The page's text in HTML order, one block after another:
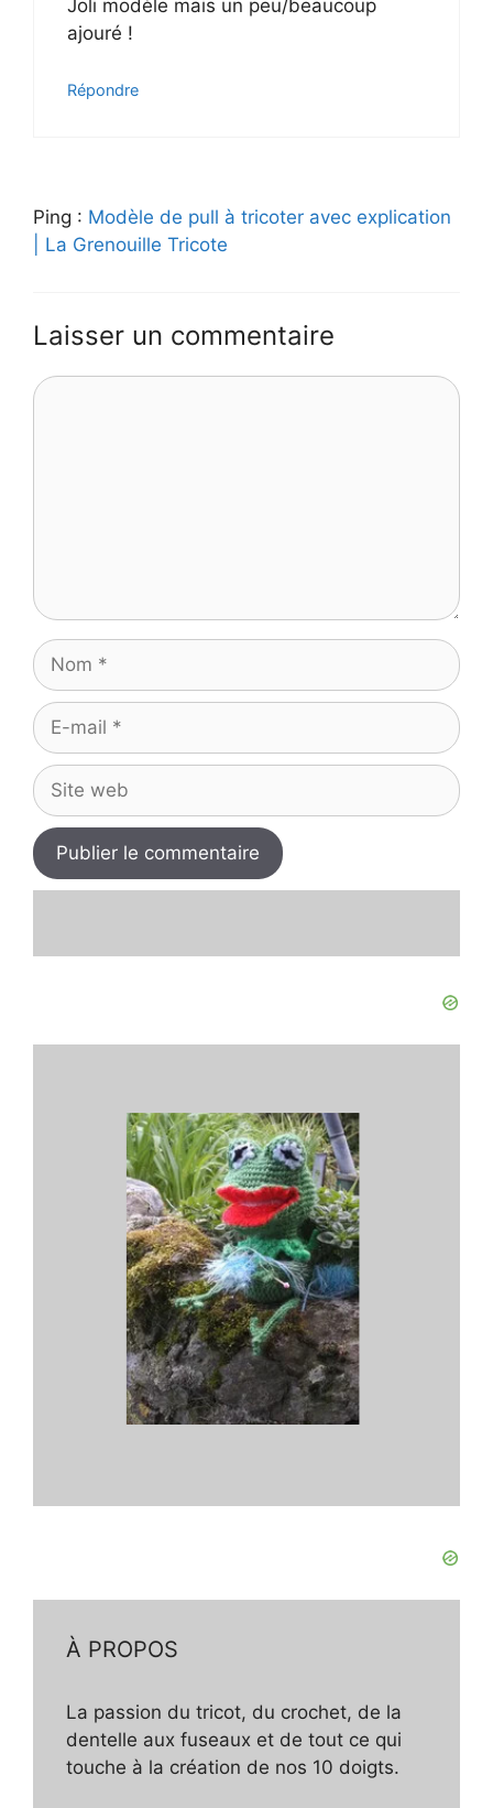
Joli modèle mais un peu/beaucoup
ajouré !
Répondre
Ping : Modèle de pull à tricoter avec explication
| La Grenouille Tricote
Laisser un commentaire
Commentaire
Nom
E-
mail
Site
web
À PROPOS
La passion du tricot, du crochet, de la
dentelle aux fuseaux et de tout ce qui
touche à la création de nos 10 doigts.